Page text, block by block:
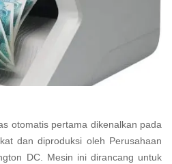
otomatis pertama dikenalkan pada
dan diproduksi oleh Perusahaan
DC. Mesin ini dirancang untuk